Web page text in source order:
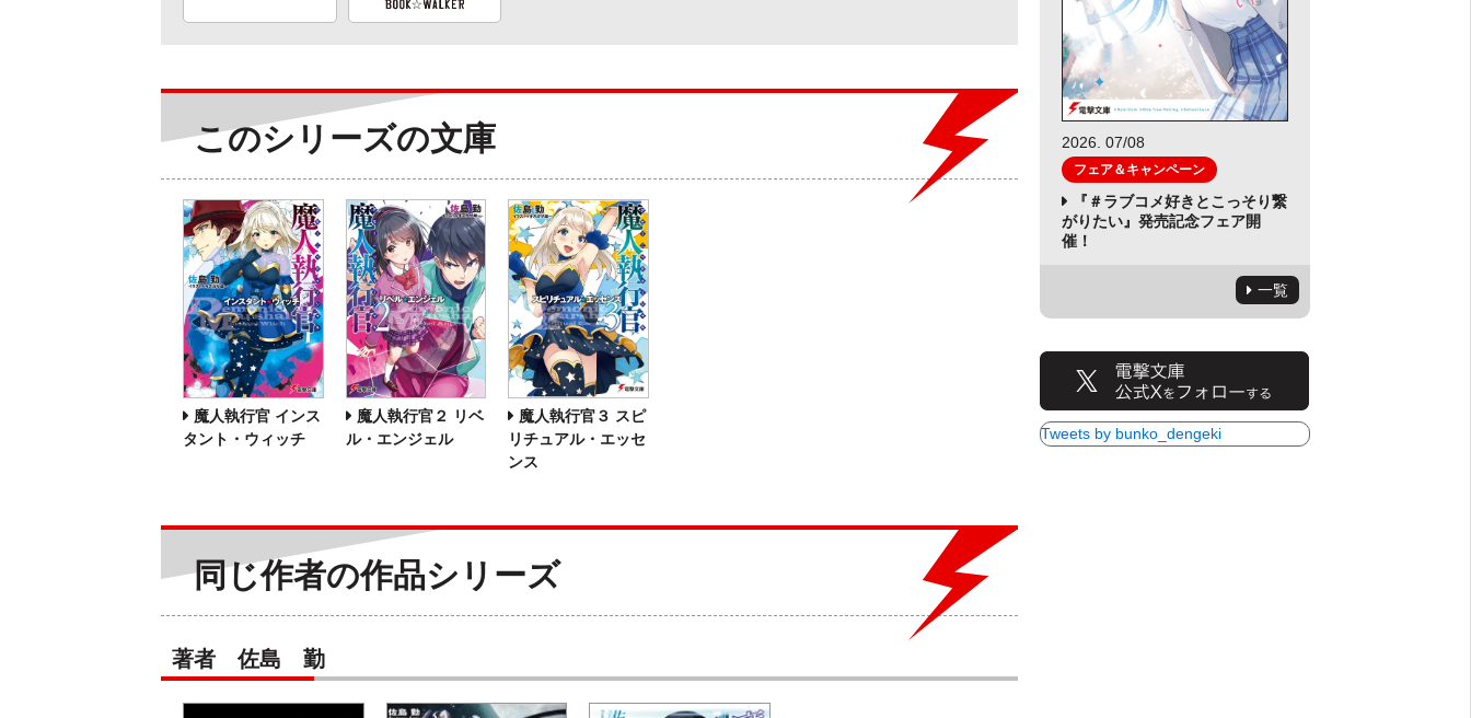
このシリーズの文庫
魔人執行官 インス
タント・ウィッチ
魔人執行官２ リベ
ル・エンジェル
魔人執行官３ スピ
リチュアル・エッセ
ンス
同じ作者の作品シリーズ
著者 佐島 勤
2026. 07/08
フェア＆キャンペーン
『＃ラブコメ好きとこっそり繋
がりたい』発売記念フェア開
催！
一覧
Tweets by bunko_dengeki